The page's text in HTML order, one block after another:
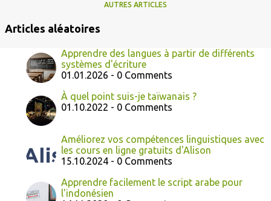
AUTRES ARTICLES
Articles aléatoires
Apprendre des langues à partir de différents
systèmes d'écriture
01.01.2026 - 0 Comments
À quel point suis-je taïwanais ?
01.10.2022 - 0 Comments
Améliorez vos compétences linguistiques avec
les cours en ligne gratuits d'Alison
15.10.2024 - 0 Comments
Apprendre facilement le script arabe pour
l'indonésien